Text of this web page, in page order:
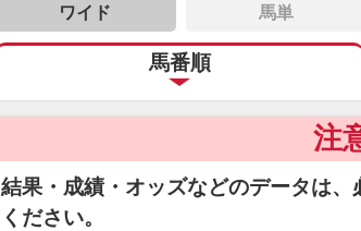
ワイド 馬単
馬番順
注
結果・成績・オッズなどのデータは
ください。